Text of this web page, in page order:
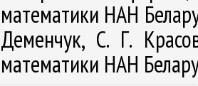
математики НАН
Деменчук, С. Г.
математики НАН